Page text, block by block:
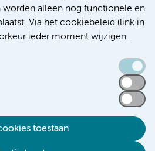
worden alleen nog functionele en
Via het cookiebeleid (link in
ieder moment wijzigen.
toestaan